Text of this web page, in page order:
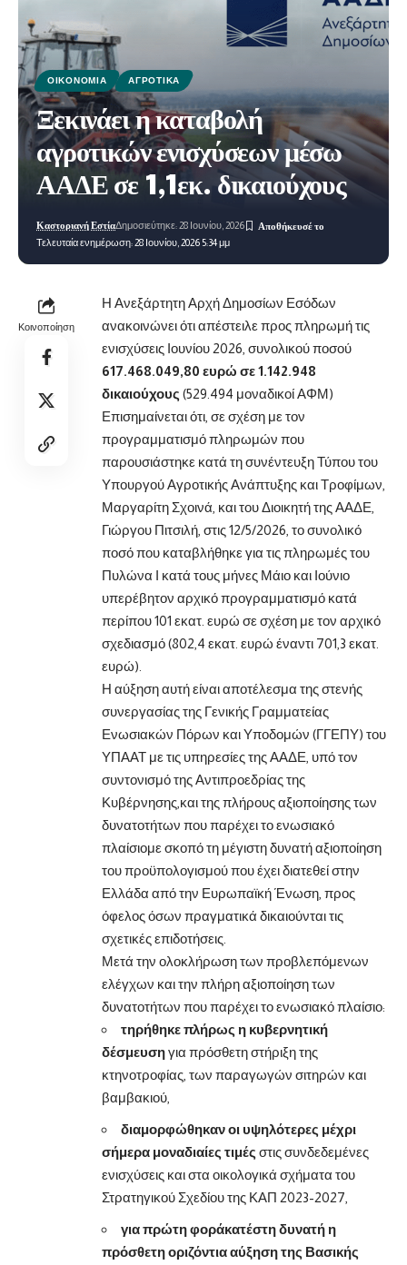
ΟΙΚΟΝΟΜΊΑ ΑΓΡΟΤΙΚΆ
Ξεκινάει η καταβολή
αγροτικών ενισχύσεων μέσω
ΑΑΔΕ σε 1,1εκ. δικαιούχους
Τελευταία ενημέρωση: 28 Ιουνίου, 2026 5:34 μμ
Καστοριανή ΕστίαΔημοσιεύτηκε: 28 Ιουνίου, 2026
Κοινοποίηση
Η Ανεξάρτητη Αρχή Δημοσίων Εσόδων
ανακοινώνει ότι απέστειλε προς πληρωμή τις
ενισχύσεις Ιουνίου 2026, συνολικού ποσού
617.468.049,80 ευρώ σε 1.142.948
δικαιούχους (529.494 μοναδικοί ΑΦΜ)
Επισημαίνεται ότι, σε σχέση με τον
προγραμματισμό πληρωμών που
παρουσιάστηκε κατά τη συνέντευξη Τύπου του
Υπουργού Αγροτικής Ανάπτυξης και Τροφίμων,
Μαργαρίτη Σχοινά, και του Διοικητή της ΑΑΔΕ,
Γιώργου Πιτσιλή, στις 12/5/2026, το συνολικό
ποσό που καταβλήθηκε για τις πληρωμές του
Πυλώνα Ι κατά τους μήνες Μάιο και Ιούνιο
υπερέβητον αρχικό προγραμματισμό κατά
περίπου 101 εκατ. ευρώ σε σχέση με τον αρχικό
σχεδιασμό (802,4 εκατ. ευρώ έναντι 701,3 εκατ.
ευρώ).
Η αύξηση αυτή είναι αποτέλεσμα της στενής
συνεργασίας της Γενικής Γραμματείας
Ενωσιακών Πόρων και Υποδομών (ΓΓΕΠΥ) του
ΥΠΑΑΤ με τις υπηρεσίες της ΑΑΔΕ, υπό τον
συντονισμό της Αντιπροεδρίας της
Κυβέρνησης,και της πλήρους αξιοποίησης των
δυνατοτήτων που παρέχει το ενωσιακό
πλαίσιομε σκοπό τη μέγιστη δυνατή αξιοποίηση
του προϋπολογισμού που έχει διατεθεί στην
Ελλάδα από την Ευρωπαϊκή Ένωση, προς
όφελος όσων πραγματικά δικαιούνται τις
σχετικές επιδοτήσεις.
Μετά την ολοκλήρωση των προβλεπόμενων
ελέγχων και την πλήρη αξιοποίηση των
δυνατοτήτων που παρέχει το ενωσιακό πλαίσιο:
τηρήθηκε πλήρως η κυβερνητική
δέσμευσηγια πρόσθετη στήριξη της
κτηνοτροφίας, των παραγωγών σιτηρών και
βαμβακιού,
διαμορφώθηκαν οι υψηλότερες μέχρι
σήμερα μοναδιαίες τιμές στις συνδεδεμένες
ενισχύσεις και στα οικολογικά σχήματα του
Στρατηγικού Σχεδίου της ΚΑΠ 2023-2027,
για πρώτη φοράκατέστη δυνατή η
πρόσθετη οριζόντια αύξηση της Βασικής